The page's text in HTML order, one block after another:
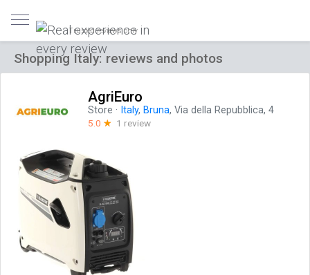
Trusted reviews only
Shopping Italy: reviews and photos
AgriEuro
Store · Italy, Bruna, Via della Repubblica, 4
5.0 ☆ 1 review